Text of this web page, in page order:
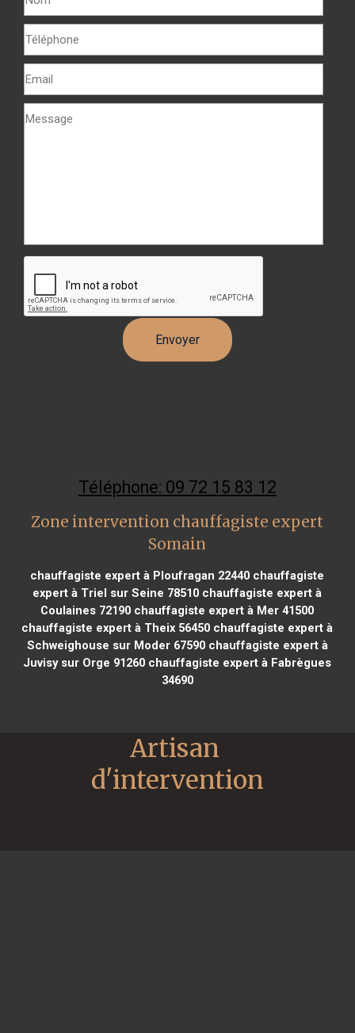
Téléphone: 09 72 15 83 12
Zone intervention chauffagiste expert
Somain
chauffagiste expert à Ploufragan 22440 chauffagiste
expert à Triel sur Seine 78510 chauffagiste expert à
Coulaines 72190 chauffagiste expert à Mer 41500
chauffagiste expert à Theix 56450 chauffagiste expert à
Schweighouse sur Moder 67590chauffagiste expert à
Juvisy sur Orge 91260 chauffagiste expert à Fabrègues
34690
Artisan
d'intervention